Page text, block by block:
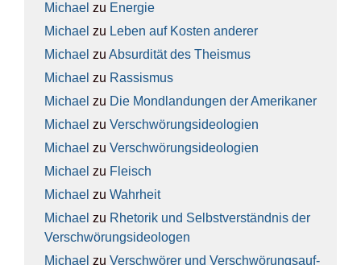
Michael zu Ener­gie
Michael zu Leben auf Kos­ten ande­rer
Michael zu Absur­di­tät des The­is­mus
Michael zu Ras­sis­mus
Michael zu Die Mond­lan­dun­gen der Ame­ri­ka­ner
Michael zu Ver­schwö­rungs­ideo­lo­gien
Michael zu Ver­schwö­rungs­ideo­lo­gien
Michael zu Fleisch
Michael zu Wahr­heit
Michael zu Rhe­to­rik und Selbst­ver­ständ­nis der
Ver­schwö­rungs­ideo­lo­gen
Michael zu Ver­schwö­rer und Ver­schwö­rungs­auf­